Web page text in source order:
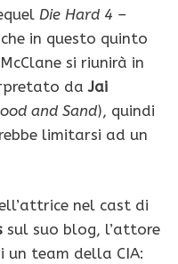
Die Hard 4 –
in questo quinto
si riunirà in
daJai
and Sand), quindi
limitarsi ad un
nel cast di
sul suo blog, l’attore
un team della CIA: